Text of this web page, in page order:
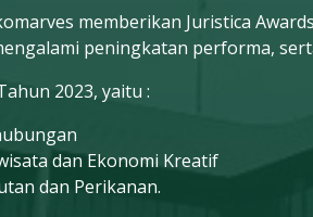
memberikan Juristica
peningkatan performa,
2023, yaitu :
dan Ekonomi Kreatif
dan Perikanan.